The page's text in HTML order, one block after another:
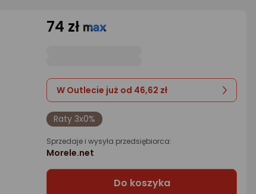
74 zł
Raty 3x0%
W Outlecie już od 46,62 zł
Sprzedaje i wysyła przedsiębiorca:
Morele.net
Do koszyka